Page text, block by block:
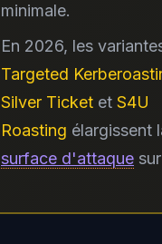
minimale.
En 2026, les
Targeted
Silver Ticket et S4U
Roasting élargissent
surface d'attaque